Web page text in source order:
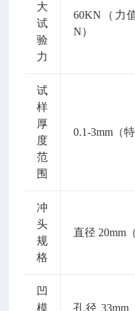
大
试
验
力
60KN（力
N）
试
样
厚
度
范
围
0.1-3mm（
冲
头
规
格
直径 20mm
凹
模
孔径